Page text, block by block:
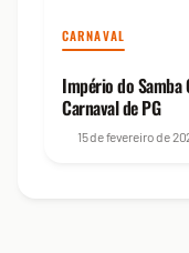
CARNAVAL
Império do Samba
Carnaval de PG
15 de fevereiro de